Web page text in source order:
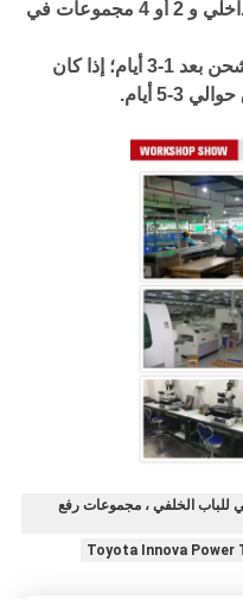
2مجموعة واحدة في صندوق واحد داخلي و 2 أو 4 مجموعات في
3إذا كان في المخزون، فإنه سوف شحن بعد 1-3 أيام؛ إذا كان
5 أيام.
للباب الخلفي ، مجموعات رفع
Toyota Innova